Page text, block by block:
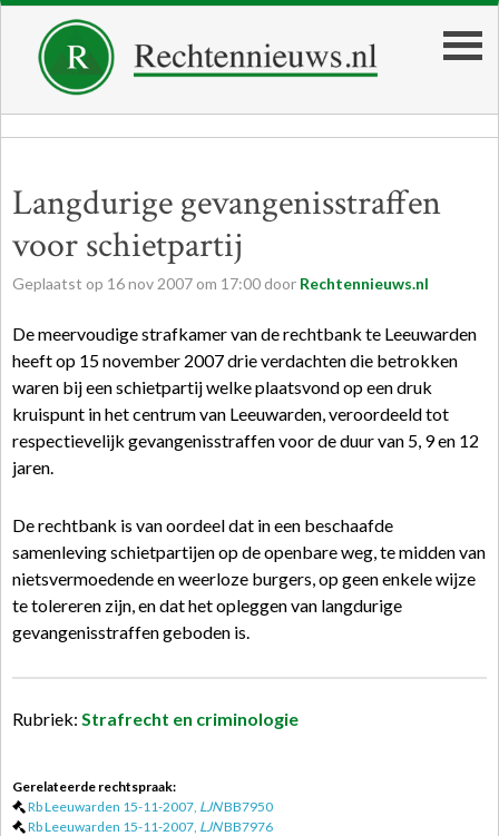
Langdurige gevangenisstraffen
voor schietpartij
Geplaatst op 16nov 2007 om 17:00 door Rechtennieuws.nl
De meervoudige strafkamer van de rechtbank te Leeuwarden
heeft op 15 november 2007 drie verdachten die betrokken
waren bij een schietpartij welke plaatsvond op een druk
kruispunt in het centrum van Leeuwarden, veroordeeld tot
respectievelijk gevangenisstraffen voor de duur van 5, 9 en 12
jaren.
De rechtbank is van oordeel dat in een beschaafde
samenleving schietpartijen op de openbare weg, te midden van
nietsvermoedende en weerloze burgers, op geen enkele wijze
te tolereren zijn, en dat het opleggen van langdurige
gevangenisstraffen geboden is.
Rubriek: Strafrecht en criminologie
Gerelateerde rechtspraak:
Rb Leeuwarden 15-11-2007, LJNBB7950
Rb Leeuwarden 15-11-2007, LJNBB7976